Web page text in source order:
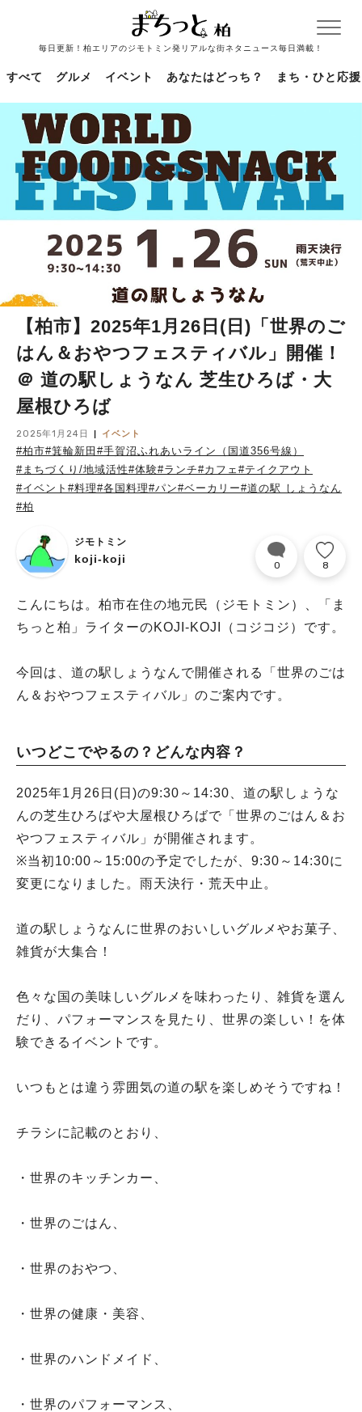
毎日更新！柏エリアのジモトミン発リアルな街ネタニュース毎日満載！
すべて グルメ イベント あなたはどっち？ まち・ひと応援
【柏市】2025年1月26日(日)「世界のご
はん＆おやつフェスティバル」開催！
＠ 道の駅しょうなん 芝生ひろば・大
屋根ひろば
2025年1月24日 イベント
#柏市#箕輪新田 #手賀沼ふれあいライン（国道356号線）
#まちづくり/地域活性#体験#ランチ#カフェ #テイクアウト
#イベント #料理#各国料理#パン#ベーカリー#道の駅 しょうなん
#柏
ジモトミン
koji-koji 0 8
こんにちは。柏市在住の地元民（ジモトミン）、「ま
ちっと柏」ライターのKOJI-KOJI（コジコジ）です。
今回は、道の駅しょうなんで開催される「世界のごは
ん＆おやつフェスティバル」のご案内です。
いつどこでやるの？どんな内容？
2025年1月26日(日)の9:30～14:30、道の駅しょうな
んの芝生ひろばや大屋根ひろばで「世界のごはん＆お
やつフェスティバル」が開催されます。
※当初10:00～15:00の予定でしたが、9:30～14:30に
変更になりました。雨天決行・荒天中止。
道の駅しょうなんに世界のおいしいグルメやお菓子、
雑貨が大集合！
色々な国の美味しいグルメを味わったり、雑貨を選ん
だり、パフォーマンスを見たり、世界の楽しい！を体
験できるイベントです。
いつもとは違う雰囲気の道の駅を楽しめそうですね！
チラシに記載のとおり、
・世界のキッチンカー、
・世界のごはん、
・世界のおやつ、
・世界の健康・美容、
・世界のハンドメイド、
・世界のパフォーマンス、